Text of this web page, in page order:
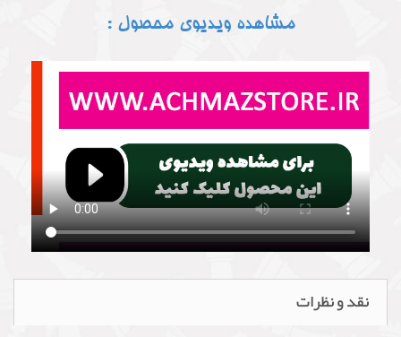
مشاهده ویدیوی محصول :
نقد و نظرات